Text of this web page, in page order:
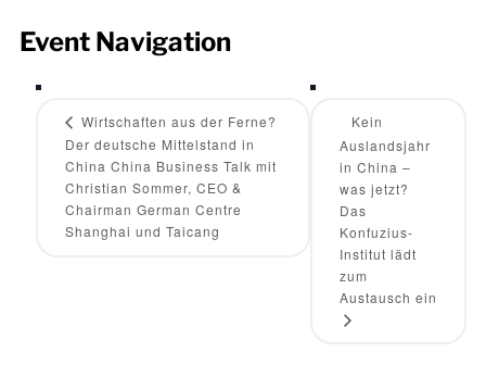
Event Navigation
Wirtschaften aus der Ferne?
Der deutsche Mittelstand in
China China Business Talk mit
Christian Sommer, CEO &
Chairman German Centre
Shanghai und Taicang
Kein
Auslandsjahr
in China –
was jetzt?
Das
Konfuzius-
Institut lädt
zum
Austausch ein